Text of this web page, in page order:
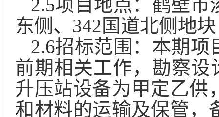
2.5项目地点： 鹤壁市
东侧、 342国道北侧地块
2.6招标范围： 本期项
前期相关工作， 勘察设
升压站设备为甲定乙供
和材料的运输及保管，